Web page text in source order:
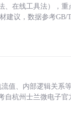
、在线工具法），重
建议，数据参考GB/
值、内部逻辑关系
自杭州士兰微电子官